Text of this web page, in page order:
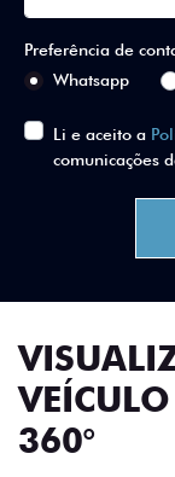
Preferência de
Whatsapp
Li e aceito a
comunicações
360°